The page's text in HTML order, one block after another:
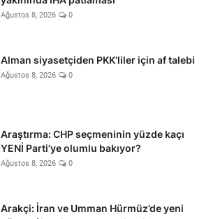
Ağustos 8, 2026 0
Alman siyasetçiden PKK’liler için af talebi
Ağustos 8, 2026 0
Araştırma: CHP seçmeninin yüzde kaçı
YENİ Parti’ye olumlu bakıyor?
Ağustos 8, 2026 0
Arakçi: İran ve Umman Hürmüz’de yeni